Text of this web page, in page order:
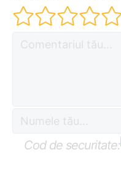
Cod de securitate: